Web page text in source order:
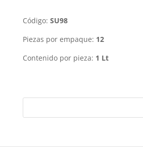
Código: SU98
Piezas por empaque: 12
Contenido por pieza: 1 Lt